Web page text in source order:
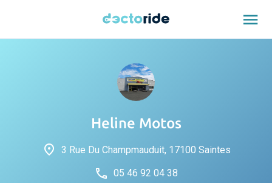
menu
Heline Motos
place 3 Rue Du Champmauduit, 17100 Saintes
phone 05 46 92 04 38